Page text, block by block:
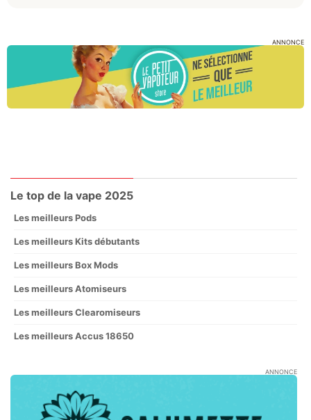
ANNONCE
Le top de la vape 2025
Les meilleurs Pods
Les meilleurs Kits débutants
Les meilleurs Box Mods
Les meilleurs Atomiseurs
Les meilleurs Clearomiseurs
Les meilleurs Accus 18650
ANNONCE